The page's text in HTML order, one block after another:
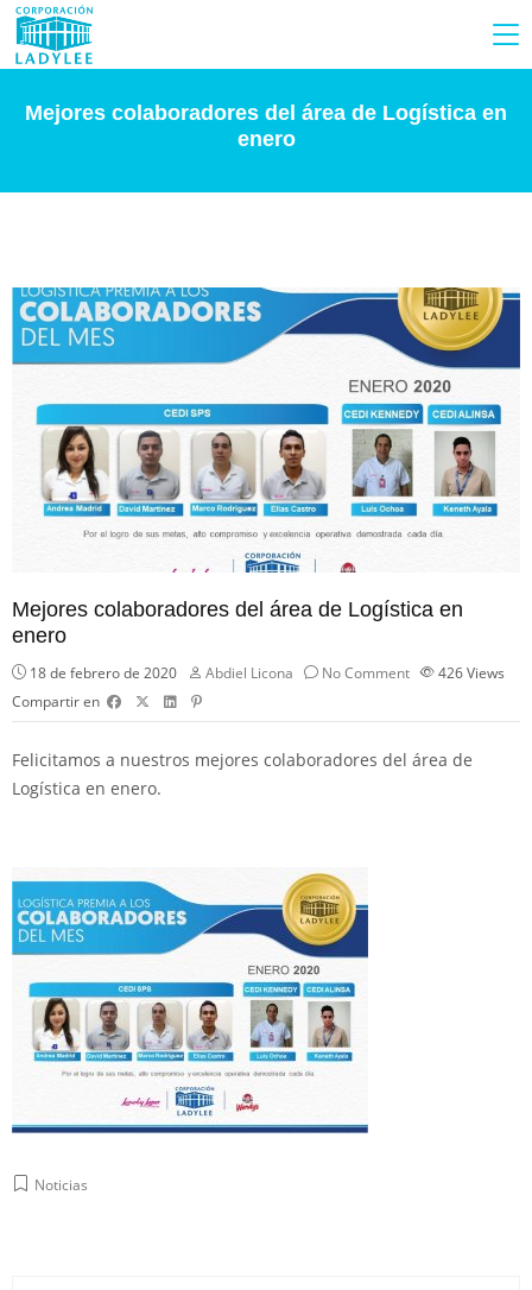
Mejores colaboradores del área de Logística en
enero
Mejores colaboradores del área de Logística en
enero
18 de febrero de 2020 Abdiel Licona No Comment 426Views
Compartir en
Felicitamos a nuestros mejores colaboradores del área de
Logística en enero.
Noticias